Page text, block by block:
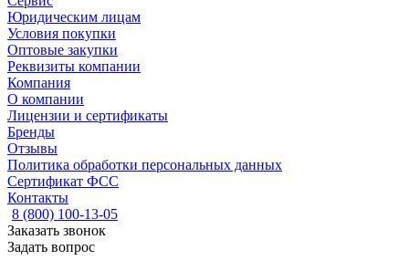
Юридическим лицам
Условия покупки
Оптовые закупки
Реквизиты компании
Компания
О компании
Лицензии и сертификаты
Бренды
Отзывы
Политика обработки персональных данных
Сертификат ФСС
Контакты
8 (800) 100-13-05
Заказать звонок
Задать вопрос